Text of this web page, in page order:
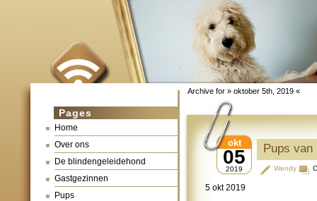
Pages
Home
Over ons
De blindengeleidehond
Gastgezinnen
Pups
Archive for » oktober 5th, 2019 «
Pups van
05
okt
2019 Wendy
5 okt 2019